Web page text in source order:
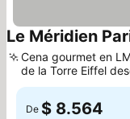
Le Méridien
Cena gourmet en
de la Torre Eiffel
De $ 8.564